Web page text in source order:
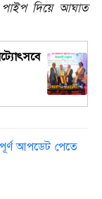
দিয়ে আঘাত
আপডেট পেতে